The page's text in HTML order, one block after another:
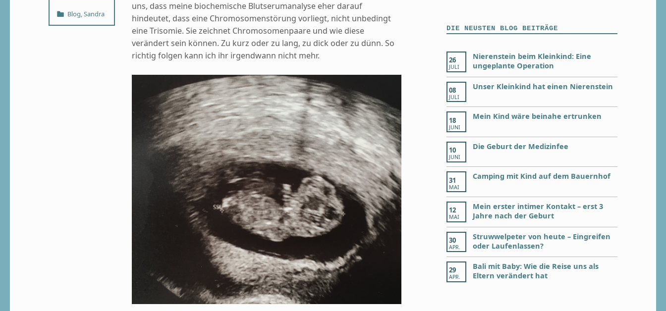
Categorized in:
Blog,Sandra
uns, dass meine biochemische Blutserumanalyse eher darauf
hindeutet, dass eine Chromosomenstörung vorliegt, nicht unbedingt
eine Trisomie. Sie zeichnet Chromosomenpaare und wie diese
verändert sein können. Zu kurz oder zu lang, zu dick oder zu dünn. So
richtig folgen kann ich ihr irgendwann nicht mehr.
DIE NEUSTEN BLOG BEITRÄGE
26
JULI
Nierenstein beim Kleinkind: Eine
ungeplante Operation
08
JULI
Unser Kleinkind hat einen Nierenstein
18
JUNI
Mein Kind wäre beinahe ertrunken
10
JUNI
Die Geburt der Medizinfee
31
MAI
Camping mit Kind auf dem Bauernhof
12
MAI
Mein erster intimer Kontakt – erst 3
Jahre nach der Geburt
30
APR.
Struwwelpeter von heute – Eingreifen
oder Laufenlassen?
29
APR.
Bali mit Baby: Wie die Reise uns als
Eltern verändert hat